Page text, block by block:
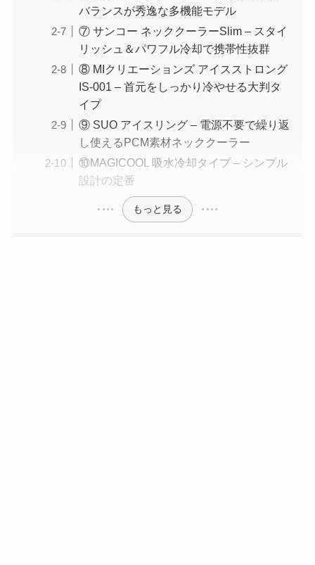
バランスが秀逸な多機能モデル
⑦ サンコー ネッククーラーSlim – スタイ
リッシュ＆パワフル冷却で携帯性抜群
⑧ MIクリエーションズ アイスストロング
IS-001 – 首元をしっかり冷やせる大判タ
イプ
⑨ SUO アイスリング – 電源不要で繰り返
し使えるPCM素材ネッククーラー
⑩MAGICOOL 吸水冷却タイプ – シンプル
設計の定番
もっと見る